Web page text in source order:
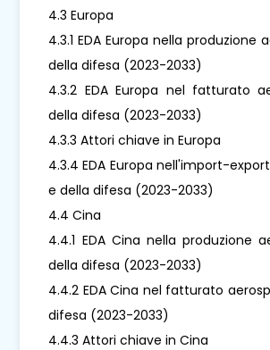
4.3 Europa
4.3.1 EDA Europa nella produzione
della difesa (2023-2033)
4.3.2 EDA Europa nel fatturato
della difesa (2023-2033)
4.3.3 Attori chiave in Europa
4.3.4 EDA Europa nell'import-
e della difesa (2023-2033)
4.4 Cina
4.4.1 EDA Cina nella produzione
della difesa (2023-2033)
4.4.2 EDA Cina nel fatturato
difesa (2023-2033)
4.4.3 Attori chiave in Cina